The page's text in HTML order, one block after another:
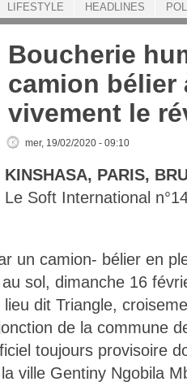
Boucherie
camion bélier
vivement le
mer, 19/02/2020 - 09:10
KINSHASA, PARIS,
Le Soft International
un camion- bélier en
sol, dimanche 16
dit Triangle,
de la commune
toujours provisoire
ville Gentiny Ngobila
LIFESTYLE HEADLINES